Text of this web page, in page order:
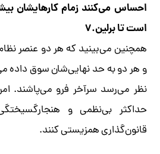
احساس می‌کنند زمام کارهایشان
است تا برلین.۷
همچنین می‌بینید که هر دو عنصر
و هر دو به حد نهایی‌شان سوق داده
نظر می‌رسد سرآخر فرو می‌پاشند.
حداکثر بی‌نظمی و
قانون‌گذاری همزیستی کنند.